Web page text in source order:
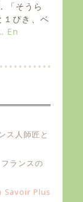
「そうら
１ぴき、ベ
En
ス人師匠と
ランスの
Savoir Plus